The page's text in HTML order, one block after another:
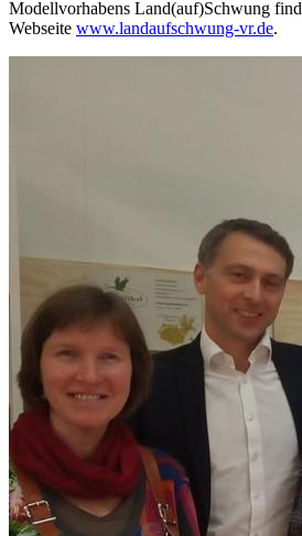
Modellvorhabens Land(auf)Schwung
Webseite www.landaufschwung-vr.de.